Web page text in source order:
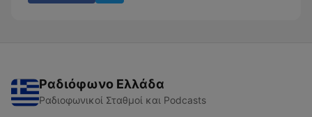
Ραδιόφωνο Ελλάδα
Ραδιοφωνικοί Σταθμοί και Podcasts